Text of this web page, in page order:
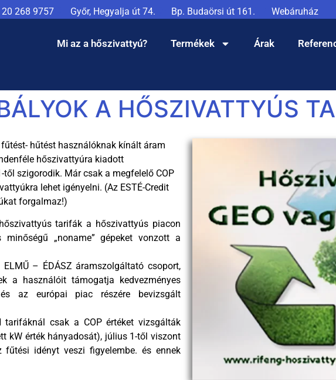
268 9757 Győr, Hegyalja út 74. Bp. Budaörsi út 161. Webáruház
Mi az a hőszivattyú? Termékek Árak
A HŐSZIVATTYÚS
hűtést használóknak kínált áram
hőszivattyúra kiadott
szigorodik. Már csak a megfelelő COP
lehet igényelni. (Az ESTÉ-Credit
forgalmaz!)
tarifák a hőszivattyús piacon
„noname” gépeket vonzott a
– ÉDÁSZ áramszolgáltató csoport,
a használóit támogatja kedvezményes
az európai piac részére bevizsgált
csak a COP értéket vizsgálták
kW érték hányadosát), július 1-től viszont
idényt veszi figyelembe. és ennek